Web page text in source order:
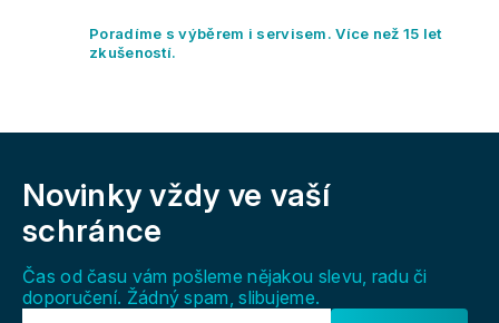
Poradíme s výběrem i servisem. Více než 15 let
zkušeností.
Novinky vždy ve vaší
schránce
Čas od času vám pošleme nějakou slevu, radu či
doporučení. Žádný spam, slibujeme.